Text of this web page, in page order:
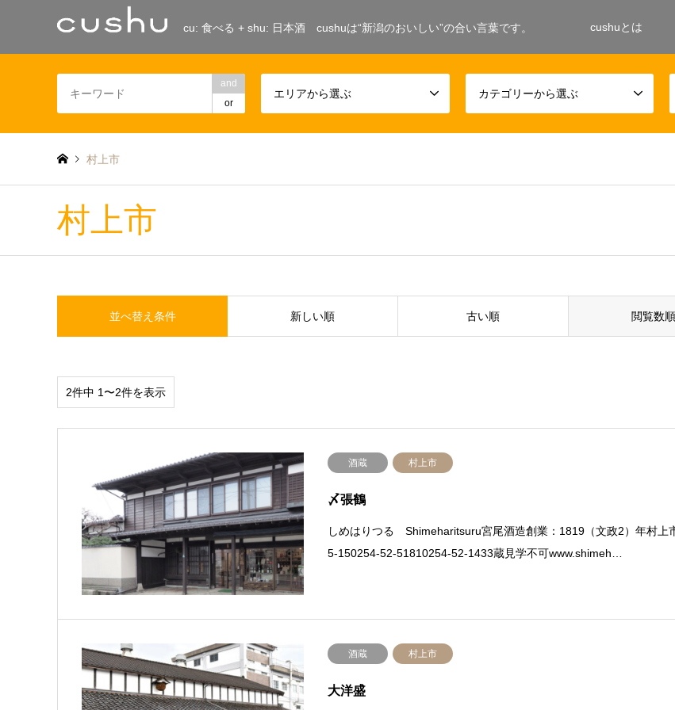
cu: 食べる + shu: 日本酒 cushuは“新潟のおいしい”の合い言葉です。 cushuとは
and
or
エリアから選ぶ カテゴリーから選ぶ
村上市
村上市
並べ替え条件 新しい順 古い順 閲覧数順
2件中 1〜2件を表示
酒蔵 村上市
〆張鶴
しめはりつる Shimeharitsuru宮尾酒造創業：1819（文政2）年村上
5-150254-52-51810254-52-1433蔵見学不可www.shimeh…
酒蔵 村上市
大洋盛